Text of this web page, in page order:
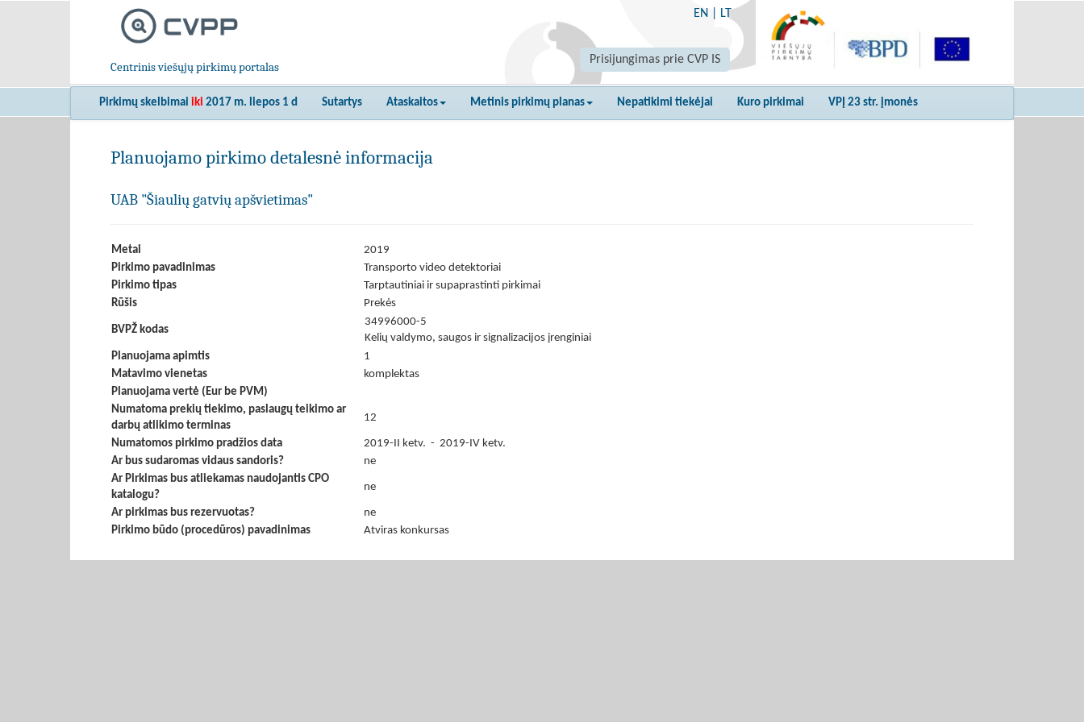
Centrinis viešųjų pirkimų portalas
EN LT
Prisijungimas prie CVP IS
Pirkimų skelbimai iki 2017 m. liepos 1 d Sutartys Ataskaitos Metinis pirkimų planas Nepatikimi tiekėjai Kuro pirkimai VPĮ 23 str. įmonės
Planuojamo pirkimo detalesnė informacija
UAB "Šiaulių gatvių apšvietimas"
Metai
2019
Pirkimo pavadinimas
Transporto video detektoriai
Pirkimo tipas
Tarptautiniai ir supaprastinti pirkimai
Rūšis
Prekės
BVPŽ kodas
34996000-5
Kelių valdymo, saugos ir signalizacijos įrenginiai
Planuojama apimtis
1
Matavimo vienetas
komplektas
Planuojama vertė (Eur be PVM)
Numatoma prekių tiekimo, paslaugų teikimo ar
darbų atlikimo terminas
12
Numatomos pirkimo pradžios data
2019-II ketv. - 2019-IV ketv.
Ar bus sudaromas vidaus sandoris?
ne
Ar Pirkimas bus atliekamas naudojantis CPO
katalogu?
ne
Ar pirkimas bus rezervuotas?
ne
Pirkimo būdo (procedūros) pavadinimas
Atviras konkursas